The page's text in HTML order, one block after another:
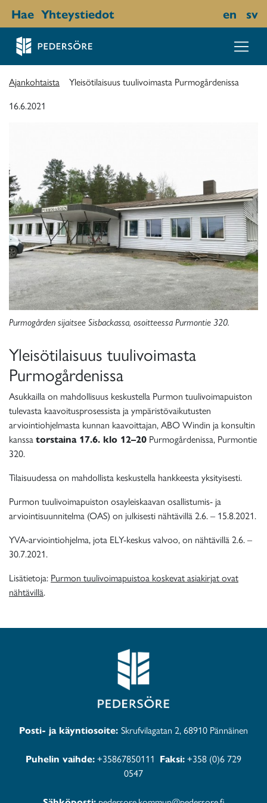
Hae Yhteystiedot en sv
Ajankohtaista
Yleisötilaisuus tuulivoimasta Purmogårdenissa
16.6.2021
Purmogården sijaitsee Sisbackassa, osoitteessaPurmontie 320.
Yleisötilaisuus tuulivoimasta
Purmogårdenissa
Asukkailla on mahdollisuus keskustella Purmon tuulivoimapuiston
tulevasta kaavoitusprosessista ja ympäristövaikutusten
arviointiohjelmasta kunnan kaavoittajan, ABO Windin ja konsultin
kanssatorstaina 17.6. klo 12–20 Purmogårdenissa, Purmontie
320.
Tilaisuudessa on mahdollista keskustella hankkeesta yksityisesti.
Purmon tuulivoimapuiston osayleiskaavan osallistumis- ja
arviointisuunnitelma (OAS) on julkisesti nähtävillä 2.6. – 15.8.2021.
YVA-arviointiohjelma, jota ELY-keskus valvoo, on nähtävillä 2.6. –
30.7.2021.
Lisätietoja: Purmon tuulivoimapuistoa koskevat asiakirjat ovat
nähtävillä.
Posti- ja käyntiosoite: Skrufvilagatan 2, 68910 Pännäinen
Puhelin vaihde:+35867850111 Faksi:+358 (0)6 729
0547